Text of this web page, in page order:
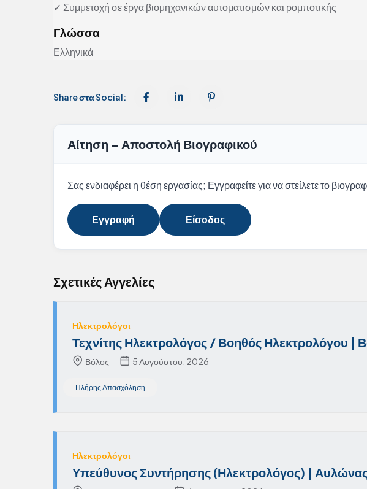
✓ Συμμετοχή σε έργα βιομηχανικών αυτοματισμών και ρομποτικής
Γλώσσα
Ελληνικά
Share στα Social:
Αίτηση - Αποστολή Βιογραφικού
Σας ενδιαφέρει η θέση εργασίας; Εγγραφείτε για να στείλετε το
Εγγραφή Είσοδος
Σχετικές Αγγελίες
Ηλεκτρολόγοι
Τεχνίτης Ηλεκτρολόγος / Βοηθός Ηλεκτρολόγου |
Βόλος 5 Αυγούστου, 2026
Πλήρης Απασχόληση
Ηλεκτρολόγοι
Υπεύθυνος Συντήρησης (Ηλεκτρολόγος) | Αυλώνας